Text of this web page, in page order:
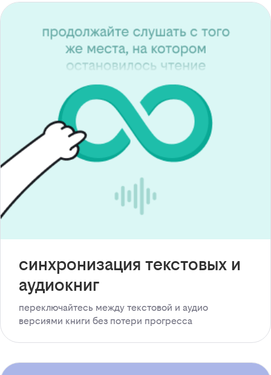
синхронизация текстовых и
аудиокниг
переключайтесь между текстовой и аудио
версиями книги без потери прогресса